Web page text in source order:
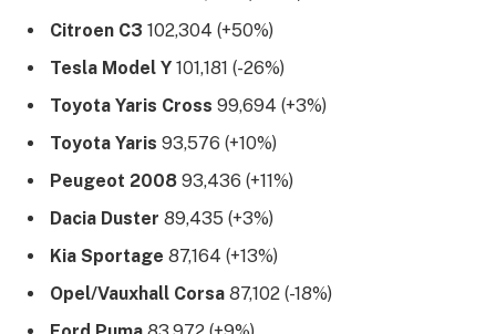
Citroen C3 102,304 (+50%)
Tesla Model Y 101,181 (-26%)
Toyota Yaris Cross 99,694 (+3%)
Toyota Yaris 93,576 (+10%)
Peugeot 2008 93,436 (+11%)
Dacia Duster 89,435 (+3%)
Kia Sportage 87,164 (+13%)
Opel/Vauxhall Corsa 87,102 (-18%)